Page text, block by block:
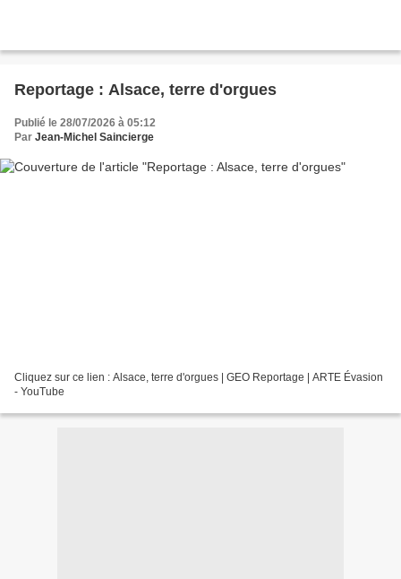
Reportage : Alsace, terre d'orgues
Publié le 28/07/2026 à 05:12
Par Jean-Michel Saincierge
Cliquez sur ce lien : Alsace, terre d'orgues | GEO Reportage | ARTE Évasion
- YouTube